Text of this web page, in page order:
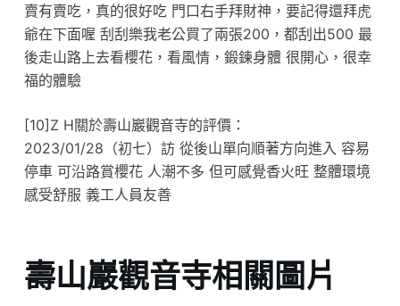
賣有賣吃，真的很好吃 門口右手拜財神，要記得還拜虎
爺在下面喔 刮刮樂我老公買了兩張200，都刮出500 最
後走山路上去看櫻花，看風情，鍛鍊身體 很開心，很幸
福的體驗
[10]Z H關於壽山巖觀音寺的評價：
2023/01/28（初七）訪 從後山單向順著方向進入 容易
停車 可沿路賞櫻花 人潮不多 但可感覺香火旺 整體環境
感受舒服 義工人員友善
壽山巖觀音寺相關圖片